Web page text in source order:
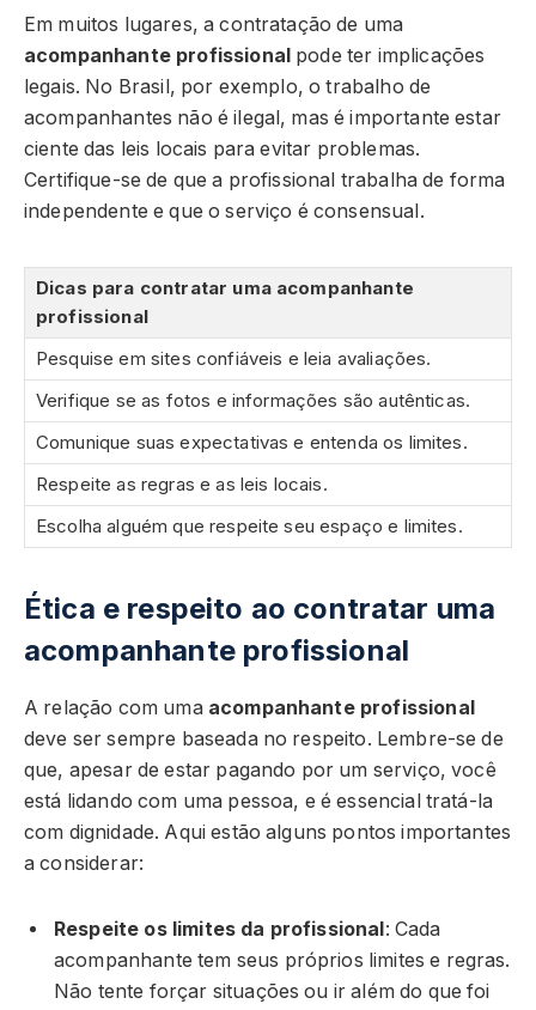
Em muitos lugares, a contratação de uma
acompanhante profissional pode ter implicações
legais. No Brasil, por exemplo, o trabalho de
acompanhantes não é ilegal, mas é importante estar
ciente das leis locais para evitar problemas.
Certifique-se de que a profissional trabalha de forma
independente e que o serviço é consensual.
Dicas para contratar uma acompanhante
profissional
Pesquise em sites confiáveis e leia avaliações.
Verifique se as fotos e informações são autênticas.
Comunique suas expectativas e entenda os limites.
Respeite as regras e as leis locais.
Escolha alguém que respeite seu espaço e limites.
Ética e respeito ao contratar uma
acompanhante profissional
A relação com uma acompanhante profissional
deve ser sempre baseada no respeito. Lembre-se de
que, apesar de estar pagando por um serviço, você
está lidando com uma pessoa, e é essencial tratá-la
com dignidade. Aqui estão alguns pontos importantes
a considerar:
Respeite os limites da profissional: Cada
acompanhante tem seus próprios limites e regras.
Não tente forçar situações ou ir além do que foi